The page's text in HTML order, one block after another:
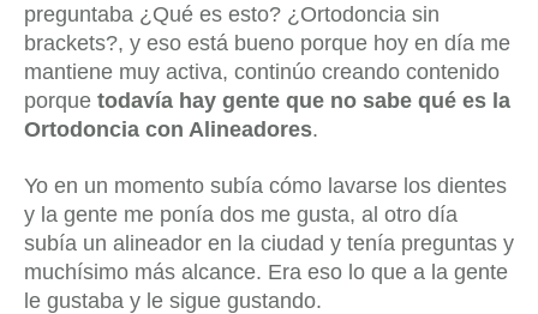
preguntaba ¿Qué es esto? ¿Ortodoncia sin
brackets?, y eso está bueno porque hoy en día me
mantiene muy activa, continúo creando contenido
porque todavía hay gente que no sabe qué es la
Ortodoncia con Alineadores.
Yo en un momento subía cómo lavarse los dientes
y la gente me ponía dos me gusta, al otro día
subía un alineador en la ciudad y tenía preguntas y
muchísimo más alcance. Era eso lo que a la gente
le gustaba y le sigue gustando.